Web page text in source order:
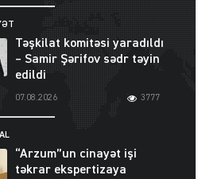
Təşkilat komitəsi yaradıldı
– Samir Şərifov sədr təyin
edildi
07.08.2026 3777
“Arzum”un cinayət işi
təkrar ekspertizaya